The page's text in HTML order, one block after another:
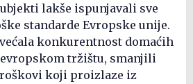
lakše ispunjavali sve
standarde Evropske unije.
konkurentnost domaćih
tržištu, smanjili
koji proizlaze iz